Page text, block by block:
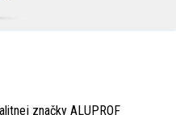
značky ALUPROF